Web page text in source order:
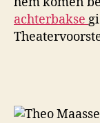
achterbakse